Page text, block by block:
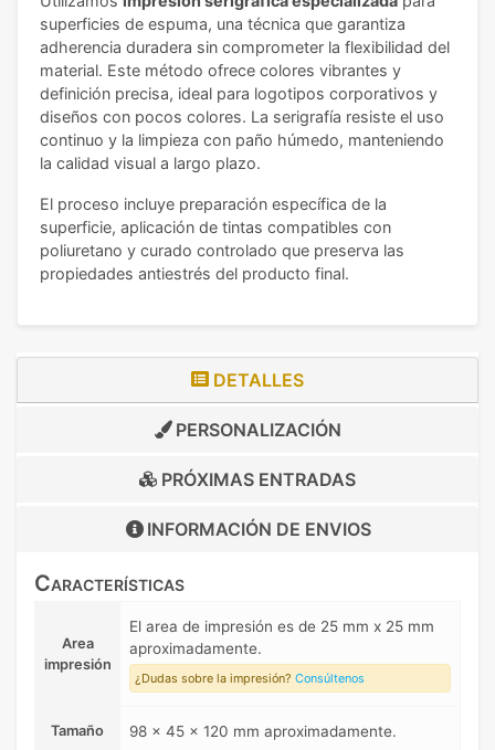
superficies de espuma, una técnica que garantiza
adherencia duradera sin comprometer la flexibilidad del
material. Este método ofrece colores vibrantes y
definición precisa, ideal para logotipos corporativos y
diseños con pocos colores. La serigrafía resiste el uso
continuo y la limpieza con paño húmedo, manteniendo
la calidad visual a largo plazo.
El proceso incluye preparación específica de la
superficie, aplicación de tintas compatibles con
poliuretano y curado controlado que preserva las
propiedades antiestrés del producto final.
DETALLES
PERSONALIZACIÓN
PRÓXIMAS ENTRADAS
INFORMACIÓN DE ENVIOS
Características
Area
impresión
El area de impresión es de 25 mm x 25 mm
aproximadamente.
¿Dudas sobre la impresión? Consúltenos
Tamaño 98 x 45 x 120 mm aproximadamente.